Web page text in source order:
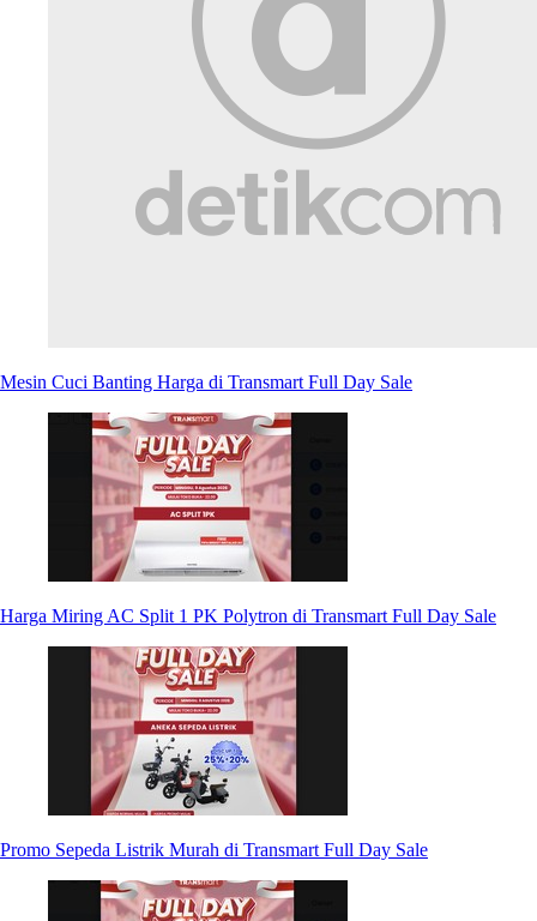
Mesin Cuci Banting Harga di Transmart Full Day Sale
Harga Miring AC Split 1 PK Polytron di Transmart Full Day Sale
Promo Sepeda Listrik Murah di Transmart Full Day Sale